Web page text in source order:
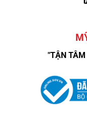
"TẬN TÂM